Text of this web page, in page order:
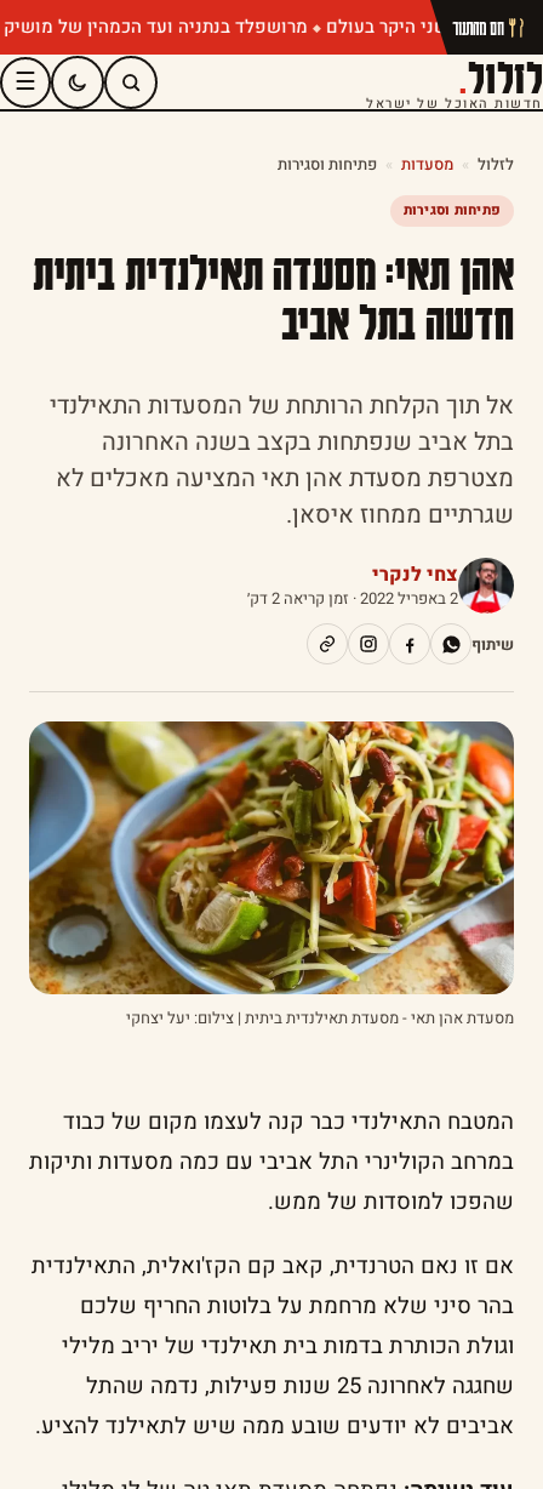
מרושפלד בנתניה ועד הכמהין של מושיק חם מהתנור
לזלול.
חדשות האוכל של ישראל
☰
לזלול » מסעדות » פתיחות וסגירות
פתיחות וסגירות
אהן תאי: מסעדה תאילנדית ביתית
חדשה בתל אביב
אל תוך הקלחת הרותחת של המסעדות התאילנדי
בתל אביב שנפתחות בקצב בשנה האחרונה
מצטרפת מסעדת אהן תאי המציעה מאכלים לא
שגרתיים ממחוז איסאן.
צחי לנקרי
2 באפריל 2022
· זמן קריאה 2 דק׳
שיתוף
מסעדת אהן תאי - מסעדת תאילנדית ביתית | צילום: יעל יצחקי
המטבח התאילנדי כבר קנה לעצמו מקום של כבוד
במרחב הקולינרי התל אביבי עם כמה מסעדות ותיקות
שהפכו למוסדות של ממש.
אם זו נאם הטרנדית, קאב קם הקז'ואלית, התאילנדית
בהר סיני שלא מרחמת על בלוטות החריף שלכם
וגולת הכותרת בדמות בית תאילנדי של יריב מלילי
שחגגה לאחרונה 25 שנות פעילות, נדמה שהתל
אביבים לא יודעים שובע ממה שיש לתאילנד להציע.